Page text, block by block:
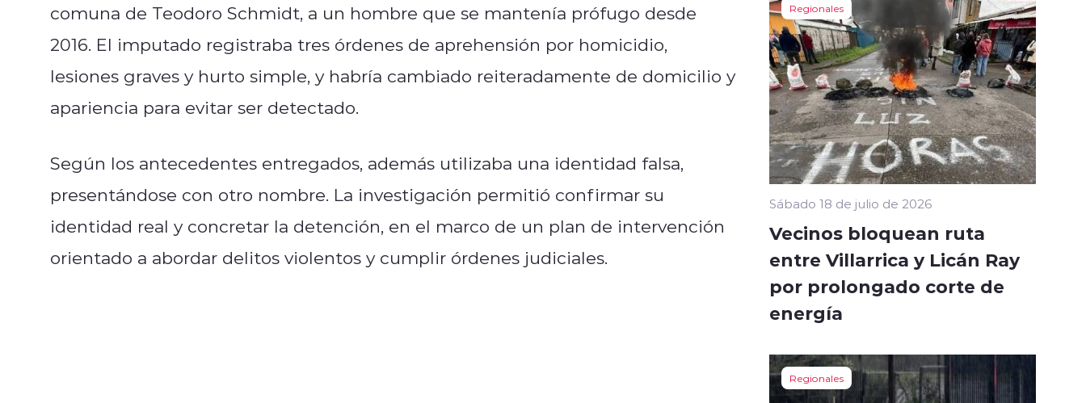
comuna de Teodoro Schmidt, a un hombre que se mantenía prófugo desde
2016. El imputado registraba tres órdenes de aprehensión por homicidio,
lesiones graves y hurto simple, y habría cambiado reiteradamente de domicilio y
apariencia para evitar ser detectado.
Según los antecedentes entregados, además utilizaba una identidad falsa,
presentándose con otro nombre. La investigación permitió confirmar su
identidad real y concretar la detención, en el marco de un plan de intervención
orientado a abordar delitos violentos y cumplir órdenes judiciales.
Regionales
Sábado 18 de julio de 2026
Vecinos bloquean ruta
entre Villarrica y Licán Ray
por prolongado corte de
energía
Regionales